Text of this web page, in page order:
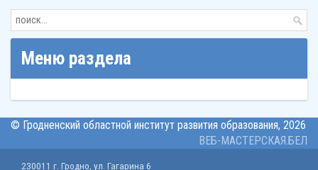
Меню раздела
© Гродненский областной институт развития образования, 2026
ВЕБ-МАСТЕРСКАЯ.БЕЛ
230011 г. Гродно, ул. Гагарина 6